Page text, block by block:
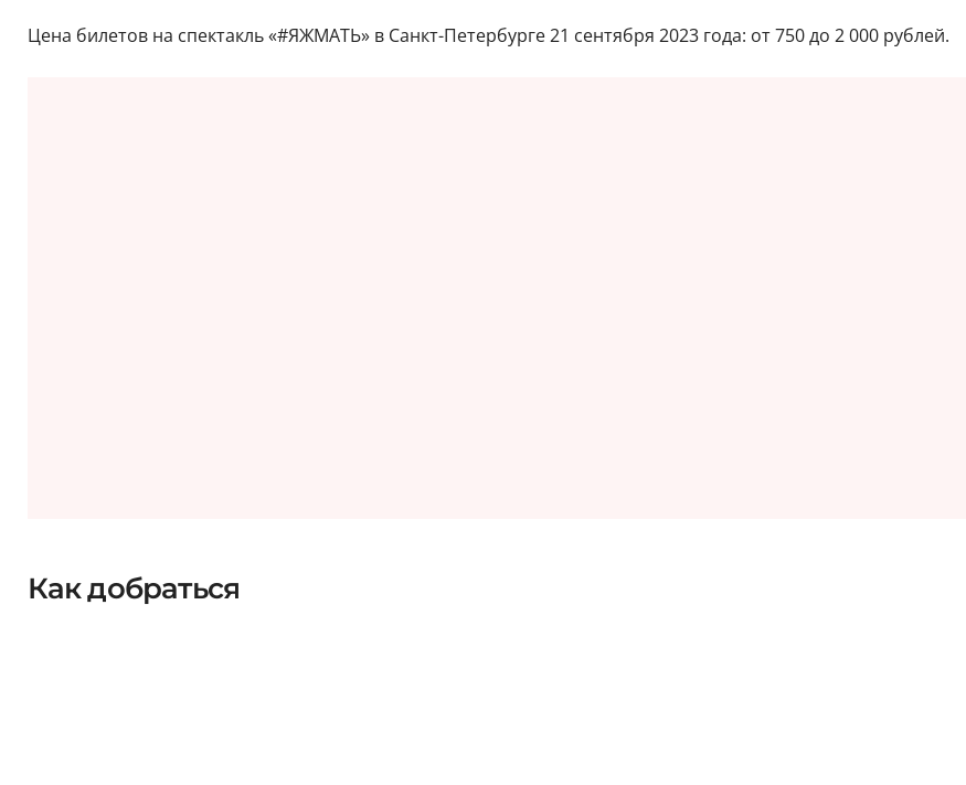
Цена билетов на спектакль «#ЯЖМАТЬ» в Санкт-Петербурге 21 сентября 2023 года: от 750 до 2 000 рублей.
Как добраться